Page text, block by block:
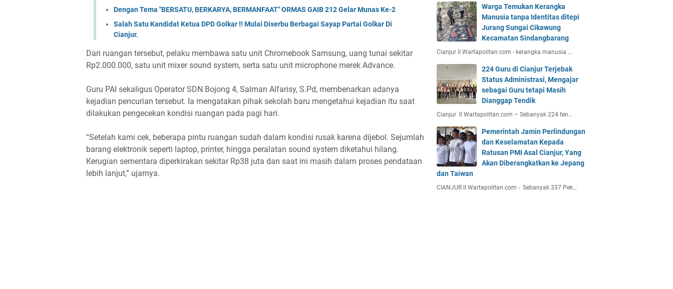
Dengan Tema "BERSATU, BERKARYA, BERMANFAAT" ORMAS GAIB 212 Gelar Munas Ke-2
Salah Satu Kandidat Ketua DPD Golkar !! Mulai Diserbu Berbagai Sayap Partai Golkar Di
Cianjur.
Dari ruangan tersebut, pelaku membawa satu unit Chromebook Samsung, uang tunai sekitar
Rp2.000.000, satu unit mixer sound system, serta satu unit microphone merek Advance.
Guru PAI sekaligus Operator SDN Bojong 4, Salman Alfarisy, S.Pd, membenarkan adanya
kejadian pencurian tersebut. Ia mengatakan pihak sekolah baru mengetahui kejadian itu saat
dilakukan pengecekan kondisi ruangan pada pagi hari.
“Setelah kami cek, beberapa pintu ruangan sudah dalam kondisi rusak karena dijebol. Sejumlah
barang elektronik seperti laptop, printer, hingga peralatan sound system diketahui hilang.
Kerugian sementara diperkirakan sekitar Rp38 juta dan saat ini masih dalam proses pendataan
lebih lanjut,” ujarnya.
Warga Temukan Kerangka
Manusia tanpa Identitas ditepi
Jurang Sungai Cikawung
Kecamatan Sindangbarang
Cianjur ll Wartapolitan.com - kerangka manusia …
224 Guru di Cianjur Terjebak
Status Administrasi, Mengajar
sebagai Guru tetapi Masih
Dianggap Tendik
Cianjur ll Wartapolitan.com – Sebanyak 224 ten…
Pemerintah Jamin Perlindungan
dan Keselamatan Kepada
Ratusan PMI Asal Cianjur, Yang
Akan Diberangkatkan ke Jepang
dan Taiwan
CIANJUR ll Wartapolitan.com - Sebanyak 337 Pek…